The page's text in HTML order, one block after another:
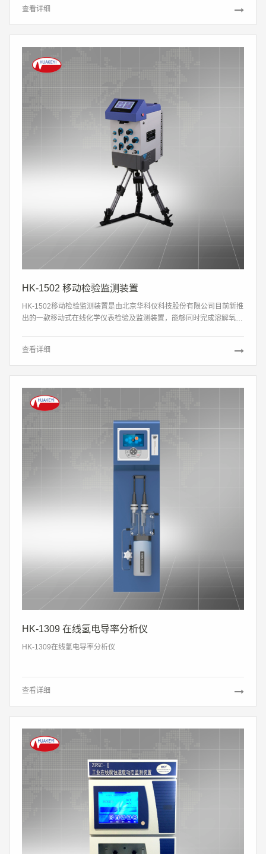
查看详细
HK-1502 移动检验监测装置
HK-1502移动检验监测装置是由北京华科仪科技股份有限公司目前新推
出的一款移动式在线化学仪表检验及监测装置，能够同时完成溶解氧、
学仪表的监督检查。
查看详细
HK-1309 在线氢电导率分析仪
HK-1309在线氢电导率分析仪
查看详细